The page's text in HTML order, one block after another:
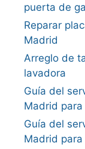
puerta de
Reparar
Madrid
Arreglo de
lavadora
Guía del
Madrid
Guía del
Madrid